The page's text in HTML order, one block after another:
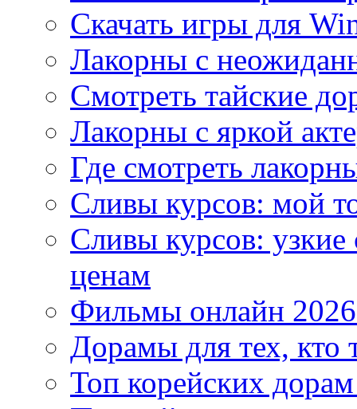
Скачать игры для
Лакорны с
Смотреть тайские
Лакорны с яркой
Где смотреть
Сливы курсов: мой
Сливы курсов:
ценам
Фильмы онлайн
Дорамы для тех, кто
Топ корейских